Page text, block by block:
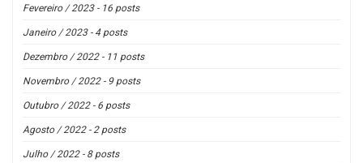
Fevereiro / 2023 - 16 posts
Janeiro / 2023 - 4 posts
Dezembro / 2022 - 11 posts
Novembro / 2022 - 9 posts
Outubro / 2022 - 6 posts
Agosto / 2022 - 2 posts
Julho / 2022 - 8 posts